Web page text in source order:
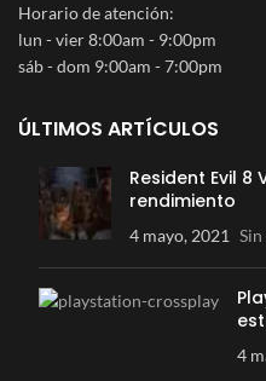
Horario de atención:
lun - vier 8:00am - 9:00pm
sáb - dom 9:00am - 7:00pm
ÚLTIMOS ARTÍCULOS
Resident Evil 8
rendimiento
4 mayo, 2021
4